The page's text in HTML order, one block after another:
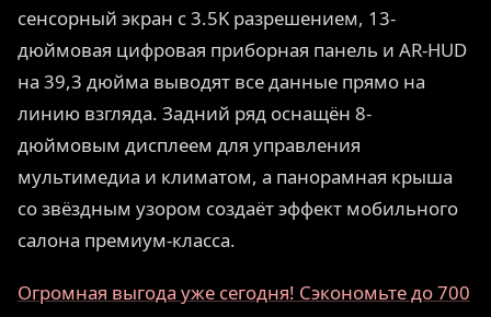
сенсорный экран с 3.5K разрешением, 13-
дюймовая цифровая приборная панель и AR-HUD
на 39,3 дюйма выводят все данные прямо на
линию взгляда. Задний ряд оснащён 8-
дюймовым дисплеем для управления
мультимедиа и климатом, а панорамная крыша
со звёздным узором создаёт эффект мобильного
салона премиум-класса.
Огромная выгода уже сегодня! Сэкономьте до 700